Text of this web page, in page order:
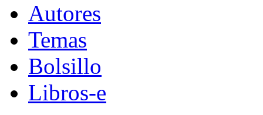
Autores
Temas
Bolsillo
Libros-e